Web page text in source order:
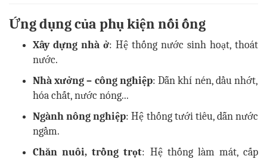
Ứng dụng của phụ kiện nối ống
Xây dựng nhà ở: Hệ thống nước sinh hoạt, thoát
nước.
Nhà xưởng – công nghiệp: Dẫn khí nén, dầu nhớt,
hóa chất, nước nóng...
Ngành nông nghiệp: Hệ thống tưới tiêu, dẫn nước
ngầm.
Chăn nuôi, trồng trọt: Hệ thống làm mát, cấp